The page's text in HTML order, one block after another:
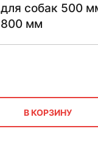
для собак 500
800 мм
В КОРЗИНУ